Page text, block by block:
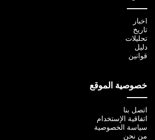
اخبار
تاريخ
تحليلات
دليل
قوانين
خصوصية الموقع
اتصل بنا
اتفاقية الإستخدام
سياسة الخصوصية
من نحن